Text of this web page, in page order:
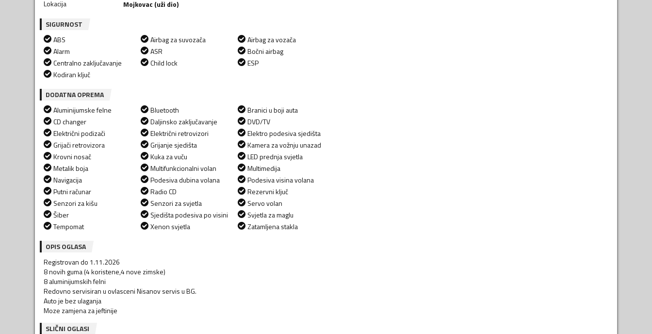
Lokacija
Mojkovac (uži dio)
SIGURNOST
ABS
Alarm
Centralno zaključavanje
Kodiran ključ
Airbag za suvozača
ASR
Child lock
Airbag za vozača
Bočni airbag
ESP
DODATNA OPREMA
Aluminijumske felne
CD changer
Električni podizači
Grijači retrovizora
Krovni nosač
Metalik boja
Navigacija
Putni računar
Senzori za kišu
Šiber
Tempomat
Bluetooth
Daljinsko zaključavanje
Električni retrovizori
Grijanje sjedišta
Kuka za vuču
Multifunkcionalni volan
Podesiva dubina volana
Radio CD
Senzori za svjetla
Sjedišta podesiva po visini
Xenon svjetla
Branici u boji auta
DVD/TV
Elektro podesiva sjedišta
Kamera za vožnju unazad
LED prednja svjetla
Multimedija
Podesiva visina volana
Rezervni ključ
Servo volan
Svjetla za maglu
Zatamljena stakla
OPIS OGLASA
Registrovan do 1.11.2026
8 novih guma (4 koristene,4 nove zimske)
8 aluminijumskih felni
Redovno servisiran u ovlasceni Nisanov servis u BG.
Auto je bez ulaganja
Moze zamjena za jeftinije
SLIČNI OGLASI